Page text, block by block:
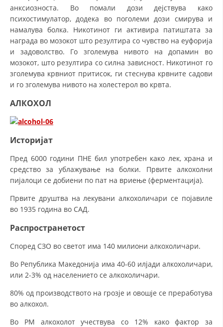
анксиозноста. Во помали дози дејствува како
психостимулатор, додека во поголеми дози смирува и
намалува болка. Никотинот ги активира патиштата за
награда во мозокот што резултира со чувство на еуфорија
и задоволство. Го зголемува нивото на допамин во
мозокот, што резултира со силна зависност. Никотинот го
зголемува крвниот притисок, ги стеснува крвните садови
и го зголемува нивото на холестерол во крвта.
АЛКОХОЛ
Историјат
Пред 6000 години ПНЕ бил употребен како лек, храна и
средство за ублажување на болки. Првите алкохолни
пијалоци се добиени по пат на вриење (ферментација).
Првите друштва на лекувани алкохоличари се појавиле
во 1935 година во САД.
Распространетост
Според СЗО во светот има 140 милиони алкохоличари.
Во Република Македонија има 40-60 илјади алкохоличари,
или 2-3% од населението се алкохоличари.
80% од производството на грозје и овошје се преработува
во алкохол.
Во РМ алкохолот учествува со 12% како фактор за